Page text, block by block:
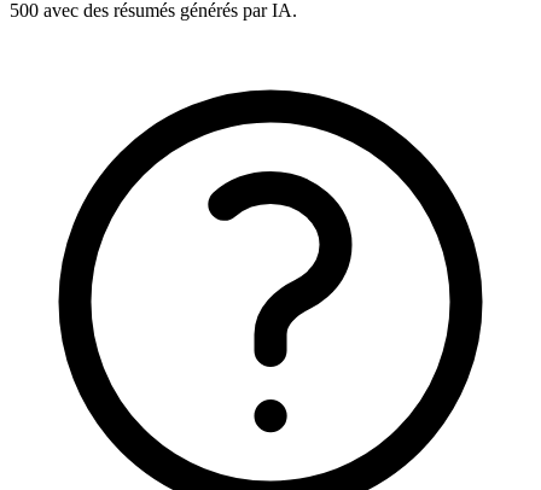
500 avec des résumés générés par IA.